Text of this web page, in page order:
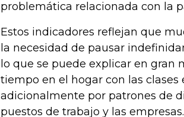
problemática relacionada con la
Estos indicadores reflejan que
la necesidad de pausar
lo que se puede explicar en
tiempo en el hogar con las
adicionalmente por patrones de
puestos de trabajo y las empresas.